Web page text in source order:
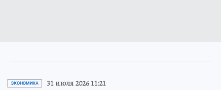
ЭКОНОМИКА 31 июля 2026 11:21